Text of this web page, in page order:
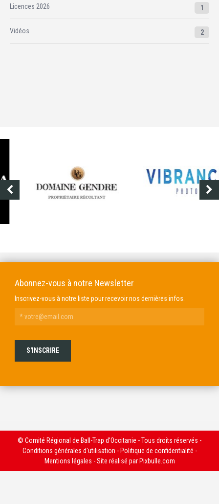
Licences 2026 1
Vidéos 2
Abonnez-vous à notre Newsletter
Inscrivez-vous à notre liste pour recevoir nos dernières infos.
© Comité Régional de Ball-Trap d'Occitanie - Tous droits réservés -
Conditions générales d'utilisation - Politique de confidentialité -
Mentions légales - Site réalisé par Pixbulle.com